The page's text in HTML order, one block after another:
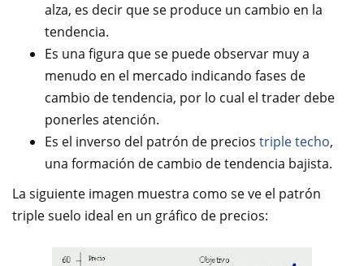
alza, es decir que se produce un cambio en la
tendencia.
Es una figura que se puede observar muy a
menudo en el mercado indicando fases de
cambio de tendencia, por lo cual el trader debe
ponerles atención.
Es el inverso del patrón de precios triple techo,
una formación de cambio de tendencia bajista.
La siguiente imagen muestra como se ve el patrón
triple suelo ideal en un gráfico de precios: